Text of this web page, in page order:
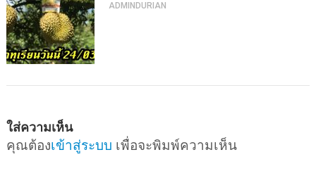
ADMINDURIAN
ใส่ความเห็น
คุณต้องเข้าสู่ระบบ เพื่อจะพิมพ์ความเห็น